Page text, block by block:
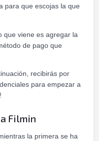
para que escojas la que
que viene es agregar la
de pago que
recibirás por
para empezar a
Filmin
la primera se ha